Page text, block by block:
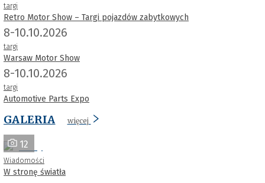
targi
Retro Motor Show – Targi pojazdów zabytkowych
8-10.10.2026
targi
Warsaw Motor Show
8-10.10.2026
targi
Automotive Parts Expo
GALERIA więcej
12
Wiadomości
W stronę światła